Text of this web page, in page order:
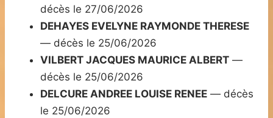
décès le 27/06/2026
DEHAYES EVELYNE RAYMONDE THERESE
— décès le 25/06/2026
VILBERT JACQUES MAURICE ALBERT —
décès le 25/06/2026
DELCURE ANDREE LOUISE RENEE — décès
le 25/06/2026